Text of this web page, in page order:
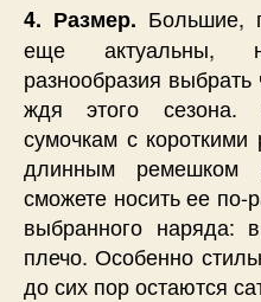
4. Размер. Большие,
еще актуальны,
разнообразия выбрать
ждя этого сезона.
сумочкам с
длинным
сможете носить ее по-
выбранного наряда:
плечо. Особенно
до сих пор остаются